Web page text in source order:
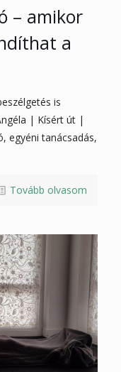
– amikor
a
is
| Kísért út |
egyéni tanácsadás,
Tovább olvasom